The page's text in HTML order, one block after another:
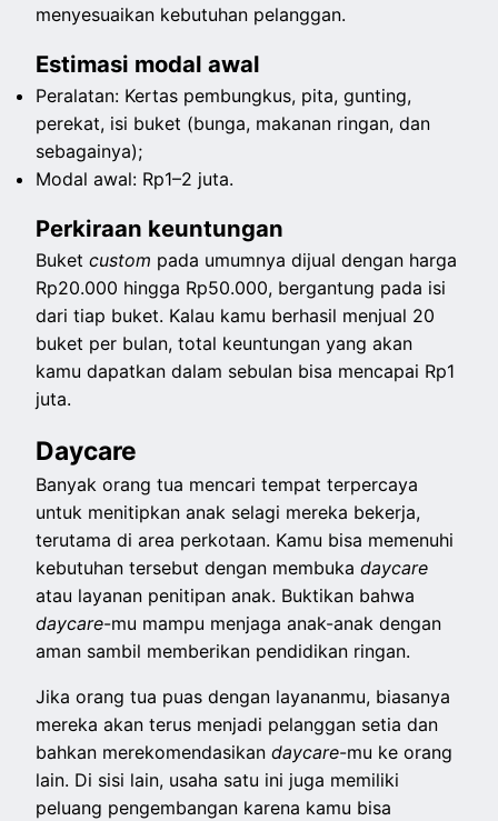
menyesuaikan kebutuhan pelanggan.
Estimasi modal awal
Peralatan: Kertas pembungkus, pita, gunting,
perekat, isi buket (bunga, makanan ringan, dan
sebagainya);
Modal awal: Rp1–2 juta.
Perkiraan keuntungan
Buketcustom pada umumnya dijual dengan harga
Rp20.000 hingga Rp50.000, bergantung pada isi
dari tiap buket. Kalau kamu berhasil menjual 20
buket per bulan, total keuntungan yang akan
kamu dapatkan dalam sebulan bisa mencapai Rp1
juta.
Daycare
Banyak orang tua mencari tempat terpercaya
untuk menitipkan anak selagi mereka bekerja,
terutama di area perkotaan. Kamu bisa memenuhi
kebutuhan tersebut dengan membukadaycare
atau layanan penitipan anak. Buktikan bahwa
daycare-mu mampu menjaga anak-anak dengan
aman sambil memberikan pendidikan ringan.
Jika orang tua puas dengan layananmu, biasanya
mereka akan terus menjadi pelanggan setia dan
bahkan merekomendasikandaycare-mu ke orang
lain. Di sisi lain, usaha satu ini juga memiliki
peluang pengembangan karena kamu bisa